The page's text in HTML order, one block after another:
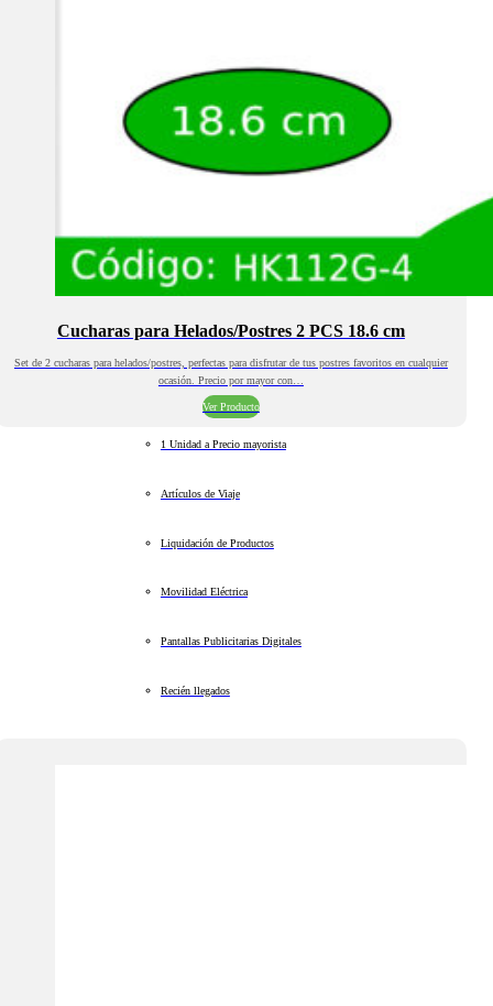
Cucharas para Helados/Postres 2 PCS 18.6 cm
Set de 2 cucharas para helados/postres, perfectas para disfrutar de tus postres favoritos en cualquier
ocasión. Precio por mayor con…
Ver Producto
1 Unidad a Precio mayorista
Artículos de Viaje
Liquidación de Productos
Movilidad Eléctrica
Pantallas Publicitarias Digitales
Recién llegados